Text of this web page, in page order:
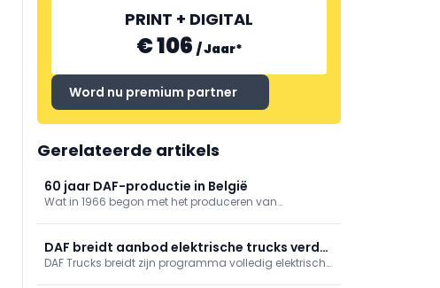
PRINT + DIGITAL
€ 106 /Jaar*
Word nu premium partner
Gerelateerde artikels
60 jaar DAF-productie in België
Wat in 1966 begon met het produceren van
speelt binnen het internationale productienetwerk van
DAF Trucks.
DAF breidt aanbod elektrische trucks verder
uit
DAF Trucks breidt zijn programma volledig elektrische